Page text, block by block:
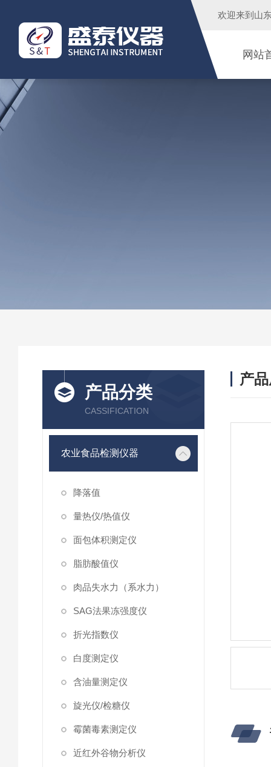
欢迎来到 山
网站
产品分类
CASSIFICATION
农业食品检测仪器
降落值
量热仪/热值仪
面包体积测定仪
脂肪酸值仪
肉品失水力（系水力）
SAG法果冻强度仪
折光指数仪
白度测定仪
含油量测定仪
旋光仪/检糖仪
霉菌毒素测定仪
近红外谷物分析仪
产